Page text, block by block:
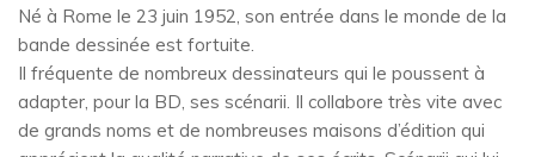
Né à Rome le 23 juin 1952, son entrée dans le monde de la
bande dessinée est fortuite.
Il fréquente de nombreux dessinateurs qui le poussent à
adapter, pour la BD, ses scénarii. Il collabore très vite avec
de grands noms et de nombreuses maisons d’édition qui